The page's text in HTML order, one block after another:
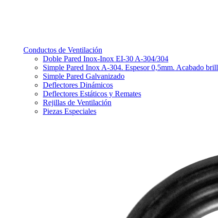
Conductos de Ventilación
Doble Pared Inox-Inox EI-30 A-304/304
Simple Pared Inox A-304. Espesor 0,5mm. Acabado
Simple Pared Galvanizado
Deflectores Dinámicos
Deflectores Estáticos y Remates
Rejillas de Ventilación
Piezas Especiales